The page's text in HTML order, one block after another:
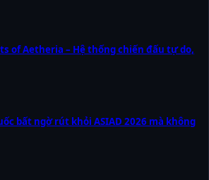
of Aetheria – Hệ thống chiến đấu tự do,
bất ngờ rút khỏi ASIAD 2026 mà không